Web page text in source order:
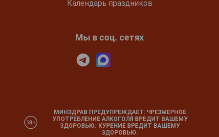
Календарь праздников
Мы в соц. сетях
МИНЗДРАВ ПРЕДУПРЕЖДАЕТ: ЧРЕЗМЕРНОЕ
УПОТРЕБЛЕНИЕ АЛКОГОЛЯ ВРЕДИТ ВАШЕМУ
ЗДОРОВЬЮ. КУРЕНИЕ ВРЕДИТ ВАШЕМУ
ЗДОРОВЬЮ.